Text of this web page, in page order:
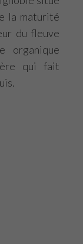
la maturité
du fleuve
organique
qui fait